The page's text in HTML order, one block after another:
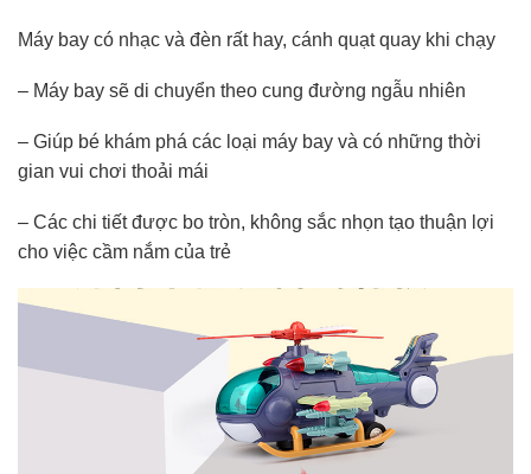
Máy bay có nhạc và đèn rất hay, cánh quạt quay khi chạy
– Máy bay sẽ di chuyển theo cung đường ngẫu nhiên
– Giúp bé khám phá các loại máy bay và có những thời
gian vui chơi thoải mái
– Các chi tiết được bo tròn, không sắc nhọn tạo thuận lợi
cho việc cầm nắm của trẻ